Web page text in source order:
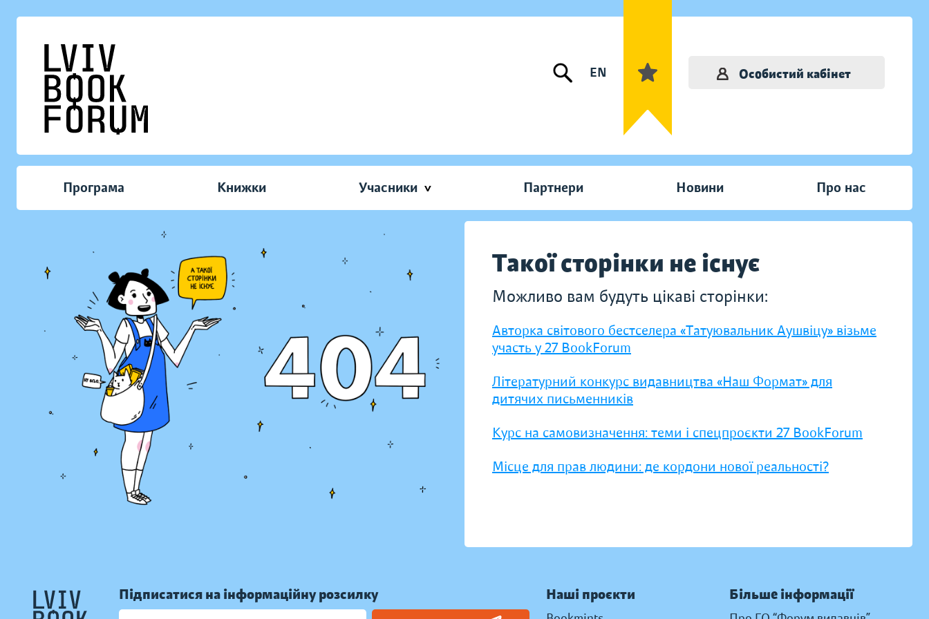
EN Особистий кабінет
Програма Книжки Учасники Партнери Новини Про нас
Такої сторінки не існує
Можливо вам будуть цікаві сторінки:
Авторка світового бестселера «Татуювальник Аушвіцу» візьме
участь у 27 BookForum
Літературний конкурс видавництва «Наш Формат» для
дитячих письменників
Курс на самовизначення: теми і спецпроєкти 27 BookForum
Місце для прав людини: де кордони нової реальності?
Підписатися на інформаційну розсилку Наші проєкти Більше інформації